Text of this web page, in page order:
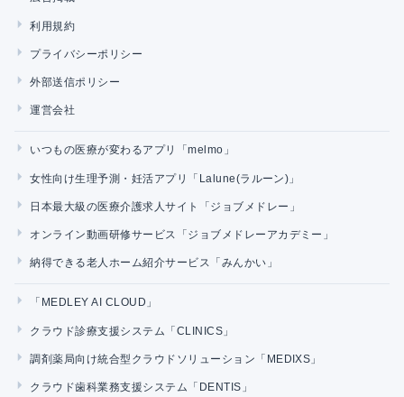
利用規約
プライバシーポリシー
外部送信ポリシー
運営会社
いつもの医療が変わるアプリ「melmo」
女性向け生理予測・妊活アプリ「Lalune(ラルーン)」
日本最大級の医療介護求人サイト「ジョブメドレー」
オンライン動画研修サービス「ジョブメドレーアカデミー」
納得できる老人ホーム紹介サービス「みんかい」
「MEDLEY AI CLOUD」
クラウド診療支援システム「CLINICS」
調剤薬局向け統合型クラウドソリューション「MEDIXS」
クラウド歯科業務支援システム「DENTIS」